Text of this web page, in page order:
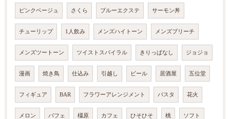
ピンクベージュ さくら ブルーエクステ サーモン丼
チューリップ 1人飲み メンズハイトーン メンズブリーチ
メンズツートーン ツイストスパイラル きりっぱなし ジョジョ
漫画 焼き鳥 仕込み 引越し ビール 居酒屋 五位堂
フィギュア BAR フラワーアレンジメント パスタ 花火
メロン パフェ 橿原 カフェ ひそひそ 桃 ソフト